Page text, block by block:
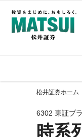
松井証券ホーム
6302 東証プ
時系